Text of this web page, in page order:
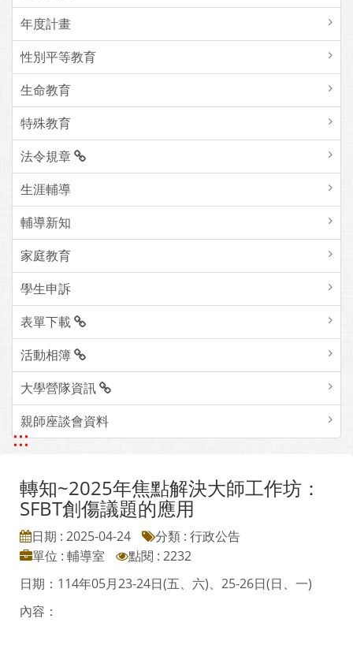
年度計畫
性別平等教育
生命教育
特殊教育
法令規章
生涯輔導
輔導新知
家庭教育
學生申訴
表單下載
活動相簿
大學營隊資訊
親師座談會資料
:::
轉知~2025年焦點解決大師工作坊：
SFBT創傷議題的應用
日期 : 2025-04-24
分類 : 行政公告
單位 : 輔導室
點閱 : 2232
日期：114年05月23-24日(五、六)、25-26日(日、一)
內容：